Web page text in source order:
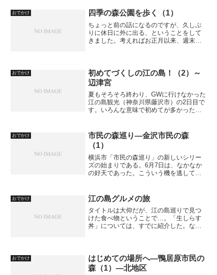
おでかけ 四季の森公園を歩く（1）
ちょっと前の話になるのですが、久しぶ
りに休日に外に出る、ということをして
きました。考えればお正月以来、週末に
公園」に行ってきました。...
おでかけ
初めてづくしの江の島！（2）～
辺津宮
夏もそろそろ終わり、GWに行けなかった
江の島観光（神奈川県藤沢市）の2日目で
す。いろんな意味で初めてが多かったの
たいと思っております。3つのお宮すべ
て、女神さまを祀...
おでかけ
市民の森巡り―金沢市民の森
（1）
横浜市「市民の森巡り」の新しいシリー
ズの始まりである。6月7日は、なかなか
の好天であった。こういう機を逃しては
した「氷取沢市民の森」をはじめとする
「市民の森」の集合地域...
おでかけ 江の島グルメの旅
タイトルは大仰だが、江の島巡りで見つ
けた食べ物ということで…。「生しらす
丼」については、すでに紹介した。なの
いが、真相はどこに。
おでかけ
はじめての場所へ―鴨居原市民の
森（1）―北地区